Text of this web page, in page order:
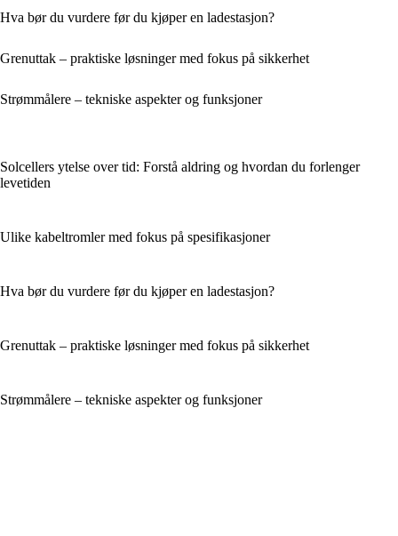
Hva bør du vurdere før du kjøper en ladestasjon?
Grenuttak – praktiske løsninger med fokus på sikkerhet
Strømmålere – tekniske aspekter og funksjoner
Solcellers ytelse over tid: Forstå aldring og hvordan du forlenger
levetiden
Ulike kabeltromler med fokus på spesifikasjoner
Hva bør du vurdere før du kjøper en ladestasjon?
Grenuttak – praktiske løsninger med fokus på sikkerhet
Strømmålere – tekniske aspekter og funksjoner